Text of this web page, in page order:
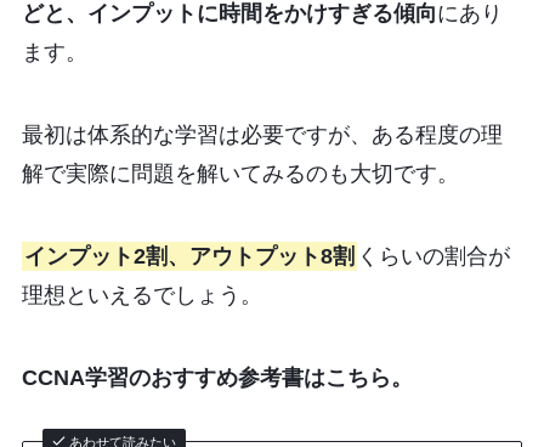
どと、インプットに時間をかけすぎる傾向にあり
ます。
最初は体系的な学習は必要ですが、ある程度の理
解で実際に問題を解いてみるのも大切です。
インプット2割、アウトプット8割 くらいの割合が
理想といえるでしょう。
CCNA学習のおすすめ参考書はこちら。
あわせて読みたい